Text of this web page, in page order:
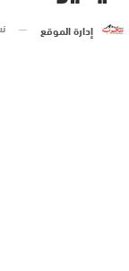
إدارة الموقع